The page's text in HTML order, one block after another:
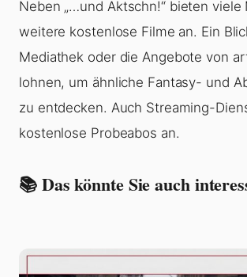
Neben „…und Äktschn!“ bieten viele
weitere kostenlose Filme an. Ein
Mediathek oder die Angebote von
lohnen, um ähnliche Fantasy- und
zu entdecken. Auch Streaming-
kostenlose Probeabos an.
📚 Das könnte Sie auch